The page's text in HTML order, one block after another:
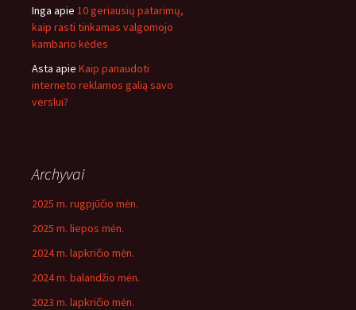
Inga apie 10 geriausių patarimų,
kaip rasti tinkamas valgomojo
kambario kėdes
Asta apie Kaip panaudoti
interneto reklamos galią savo
verslui?
Archyvai
2025 m. rugpjūčio mėn.
2025 m. liepos mėn.
2024 m. lapkričio mėn.
2024 m. balandžio mėn.
2023 m. lapkričio mėn.